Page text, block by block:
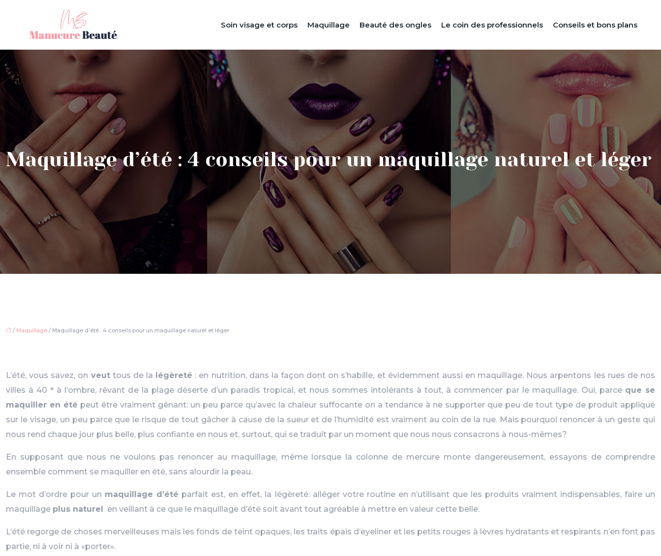
Soin visage et corps Maquillage Beauté des ongles Le coin des professionnels Conseils et bons plans
Maquillage d’été : 4 conseils pour un maquillage naturel et léger
/ Maquillage / Maquillage d’été : 4 conseils pour un maquillage naturel et léger
L’été, vous savez, on veuttous de la légèreté : en nutrition, dans la façon dont on s’habille, et évidemment aussi en maquillage. Nous arpentons les rues de nos
villes à 40 ° à l’ombre, rêvant de la plage déserte d’un paradis tropical, et nous sommes intolérants à tout, à commencer par le maquillage. Oui, parce que se
maquiller en été peut être vraiment gênant: un peu parce qu’avec la chaleur suffocante on a tendance à ne supporter que peu de tout type de produit appliqué
sur le visage, un peu parce que le risque de tout gâcher à cause de la sueur et de l’humidité est vraiment au coin de la rue. Mais pourquoi renoncer à un geste qui
nous rend chaque jour plus belle, plus confiante en nous et, surtout, qui se traduit par un moment que nous nous consacrons à nous-mêmes?
En supposant que nous ne voulons pas renoncer au maquillage, même lorsque la colonne de mercure monte dangereusement, essayons de comprendre
ensemble comment se maquiller en été, sans alourdir la peau.
Le mot d’ordre pour un maquillage d’été parfait est, en effet, la légèreté: alléger votre routine en n’utilisant que les produits vraiment indispensables, faire un
maquillage plus naturel en veillant à ce que le maquillage d’été soit avant tout agréable à mettre en valeur cette belle.
L’été regorge de choses merveilleuses mais les fonds de teint opaques, les traits épais d’eyeliner et les petits rouges à lèvres hydratants et respirants n’en font pas
partie, ni à voir ni à «porter».